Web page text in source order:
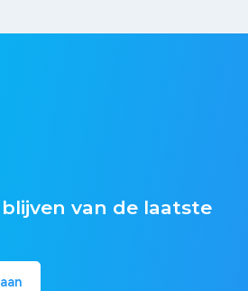
van de laatste